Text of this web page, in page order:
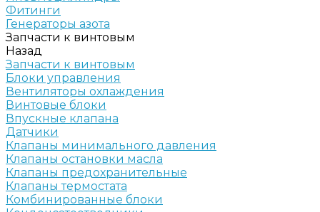
Фитинги
Генераторы азота
Запчасти к винтовым
Назад
Запчасти к винтовым
Блоки управления
Вентиляторы охлаждения
Винтовые блоки
Впускные клапана
Датчики
Клапаны минимального давления
Клапаны остановки масла
Клапаны предохранительные
Клапаны термостата
Комбинированные блоки